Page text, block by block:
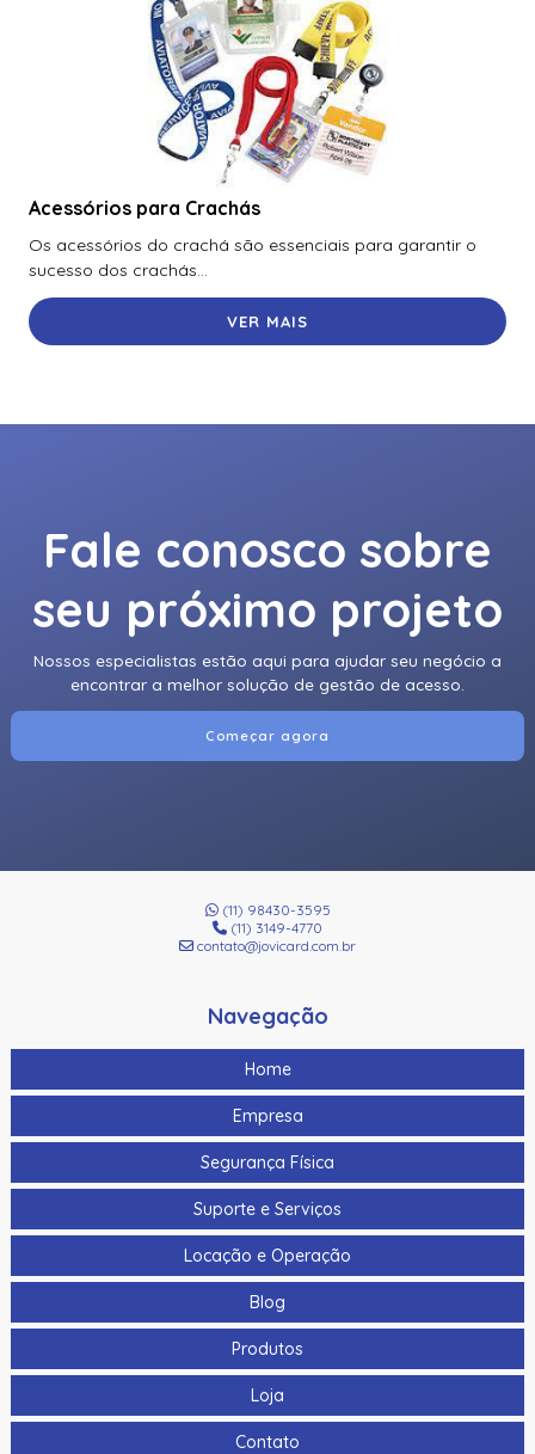
Acessórios para Crachás
Os acessórios do crachá são essenciais para garantir o
sucesso dos crachás...
VER MAIS
Fale conosco sobre
seu próximo projeto
Nossos especialistas estão aqui para ajudar seu negócio a
encontrar a melhor solução de gestão de acesso.
Começar agora
(11) 98430-3595
(11) 3149-4770
contato@jovicard.com.br
Navegação
Home
Empresa
Segurança Física
Suporte e Serviços
Locação e Operação
Blog
Produtos
Loja
Contato